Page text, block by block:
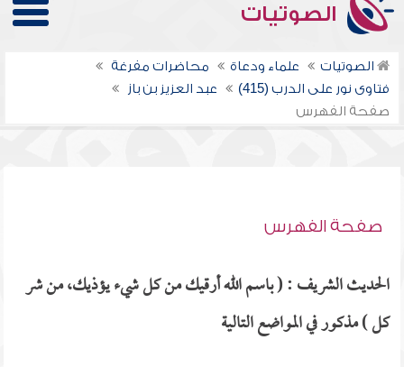
الصوتيات
الصوتيات علماء ودعاة
محاضرات مفرغة
فتاوى نور على الدرب (415)
عبد العزيز بن باز
صفحة الفهرس
صفحة الفهرس
الحديث الشريف : ( باسم الله أرقيك من كل شيء يؤذيك، من شر
كل ) مذكور في المواضع التالية